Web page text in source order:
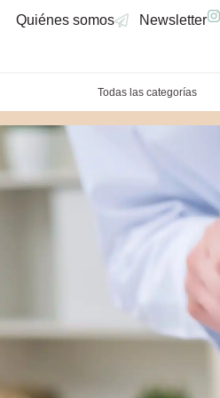
Quiénes somos Newsletter
Todas las categorías